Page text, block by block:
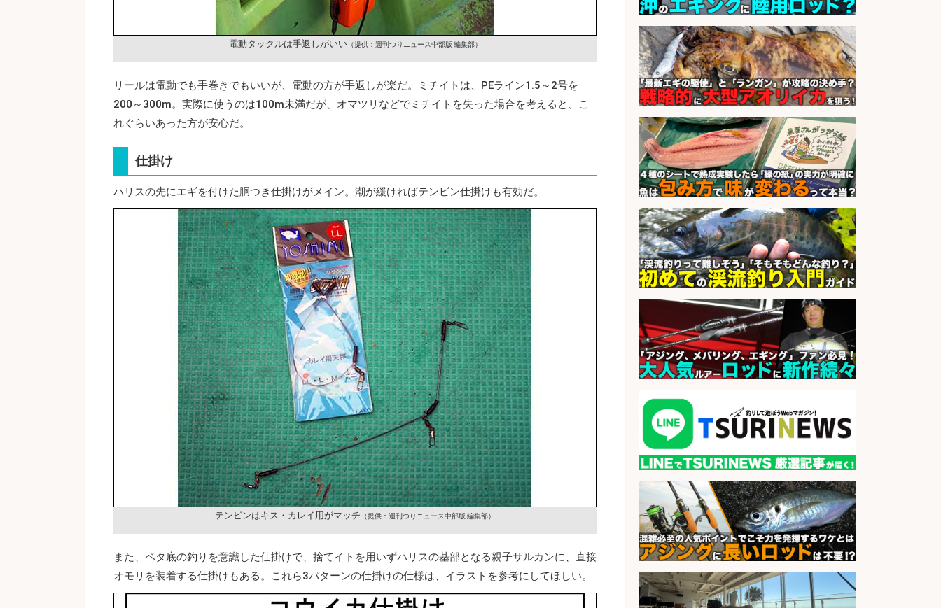
電動タックルは手返しがいい（提供：週刊つりニュース中部版 編集部）
リールは電動でも手巻きでもいいが、電動の方が手返しが楽だ。ミチイトは、PEライン1.5～2号を
200～300m。実際に使うのは100m未満だが、オマツリなどでミチイトを失った場合を考えると、こ
れぐらいあった方が安心だ。
仕掛け
ハリスの先にエギを付けた胴つき仕掛けがメイン。潮が緩ければテンビン仕掛けも有効だ。
テンビンはキス・カレイ用がマッチ （提供：週刊つりニュース中部版 編集部）
また、ベタ底の釣りを意識した仕掛けで、捨てイトを用いずハリスの基部となる親子サルカンに、直接
オモリを装着する仕掛けもある。これら3パターンの仕掛けの仕様は、イラストを参考にしてほしい。